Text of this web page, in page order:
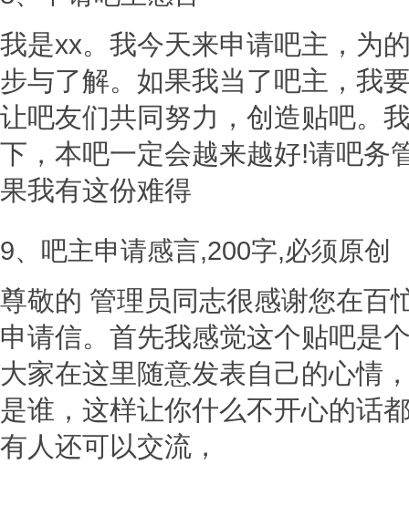
我是xx。我今天来申请吧主，为
步与了解。如果我当了吧主，我
让吧友们共同努力，创造贴吧。
下，本吧一定会越来越好!请吧务
果我有这份难得
9、吧主申请感言,200字,必须原创
尊敬的 管理员同志很感谢您在百
申请信。首先我感觉这个贴吧是
大家在这里随意发表自己的心情
是谁，这样让你什么不开心的话
有人还可以交流，